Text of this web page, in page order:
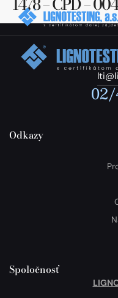
02/
Odkazy
Spoločnosť